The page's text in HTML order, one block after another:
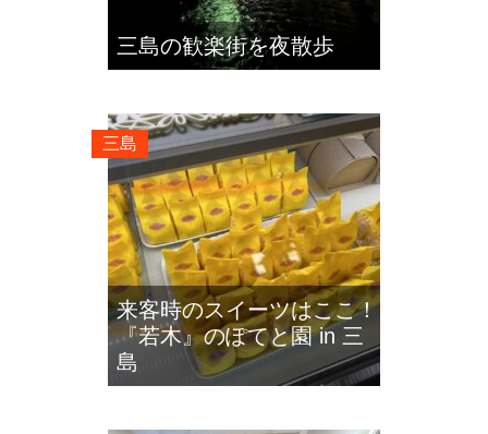
三島の歓楽街を夜散歩
来客時のスイーツはここ！
『若木』のぽてと園 in 三
島
三島